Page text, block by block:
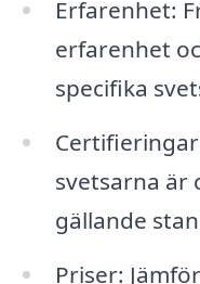
Erfarenhet:
erfarenhet
specifika
svetsarna är
gällande
Priser: